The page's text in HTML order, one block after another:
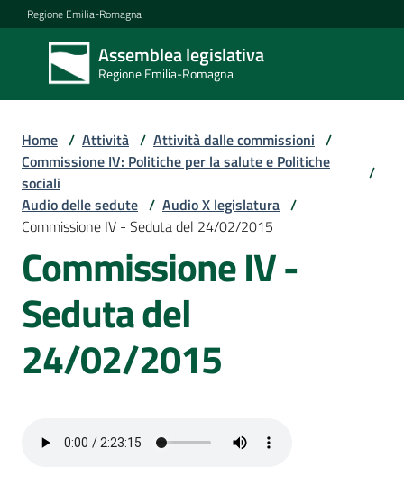
Vai al contenuto
Vai alla navigazione
Vai al footer
Regione Emilia-Romagna
Assemblea legislativa
Regione Emilia-Romagna
Assemblea
legislativa
Regione Emilia-
Assemblea
Attività
media
Home / Attività / Attività dalle commissioni /
Commissione IV: Politiche per la salute e Politiche
sociali
/
Audio delle sedute / Audio X legislatura /
Commissione IV - Seduta del 24/02/2015
Commissione IV -
Seduta del
24/02/2015